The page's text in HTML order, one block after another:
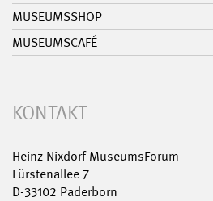
MUSEUMSSHOP
MUSEUMSCAFÉ
KONTAKT
Heinz Nixdorf MuseumsForum
Fürstenallee 7
D-33102 Paderborn